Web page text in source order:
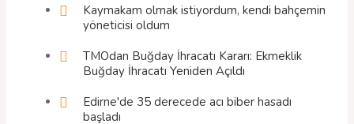
Kaymakam olmak istiyordum, kendi bahçemin
yöneticisi oldum
TMOdan Buğday İhracatı Kararı: Ekmeklik
Buğday İhracatı Yeniden Açıldı
Edirne'de 35 derecede acı biber hasadı
başladı